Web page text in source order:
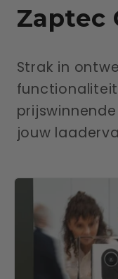
Zaptec
Strak in
jouw